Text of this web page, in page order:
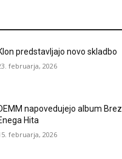
predstavljajo novo skladbo
februarja, 2026
napovedujejo album Brez
Hita
februarja, 2026